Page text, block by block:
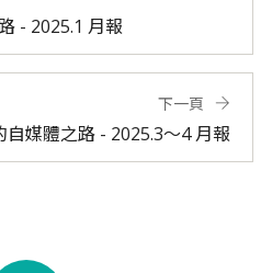
- 2025.1 月報
下一頁
自媒體之路 - 2025.3～4 月報